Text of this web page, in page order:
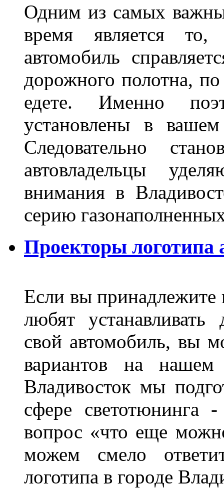
Одним из самых
время является то,
автомобиль
дорожного полотна,
едете. Именно
установлены в
Следовательно
автовладельцы
внимания в
серию
Проекторы логотипа
Если вы принадлежите
любят устанавливать
свой автомобиль, вы
вариантов на
Владивосток мы
сфере светотюнинга
вопрос «что еще
можем смело
логотипа в городе